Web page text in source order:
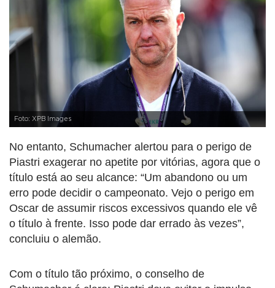
Foto: XPB Images
No entanto, Schumacher alertou para o perigo de
Piastri exagerar no apetite por vitórias, agora que o
título está ao seu alcance: “Um abandono ou um
erro pode decidir o campeonato. Vejo o perigo em
Oscar de assumir riscos excessivos quando ele vê
o título à frente. Isso pode dar errado às vezes”,
concluiu o alemão.
Com o título tão próximo, o conselho de